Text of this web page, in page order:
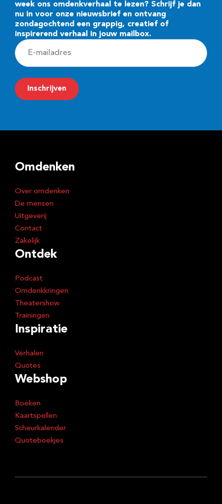
week ons omdenkverhaal te lezen? Schrijf je dan
nu in voor onze nieuwsbrief en ontvang
zondagochtend een grappig, creatief of
inspirerend verhaal in jouw mailbox.
E
-
m
a
r
s
Inschrijven
Omdenken
Over omdenken
De mensen
Uitgeverij
Contact
Zakelijk
Ontdek
Podcast
Omdenkkringen
Theatershow
Trainingen
Inspiratie
Verhalen
Quotes
Webshop
Boeken
Kaartspellen
Scheurkalender
Quoteboekjes